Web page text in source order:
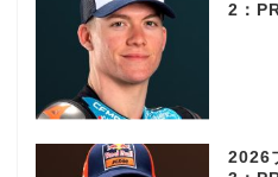
2：
2026